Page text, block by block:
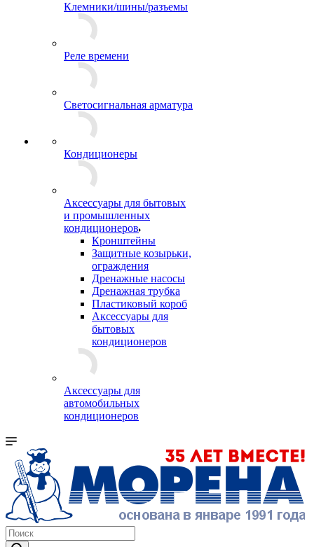
Клемники/шины/разъемы
Реле времени
Светосигнальная арматура
Кондиционеры
Аксессуары для бытовых
и промышленных
кондиционеров
Кронштейны
Защитные козырьки,
ограждения
Дренажные насосы
Дренажная трубка
Пластиковый короб
Аксессуары для
бытовых
кондиционеров
Аксессуары для
автомобильных
кондиционеров